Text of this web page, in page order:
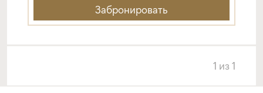
Забронировать
1 из 1